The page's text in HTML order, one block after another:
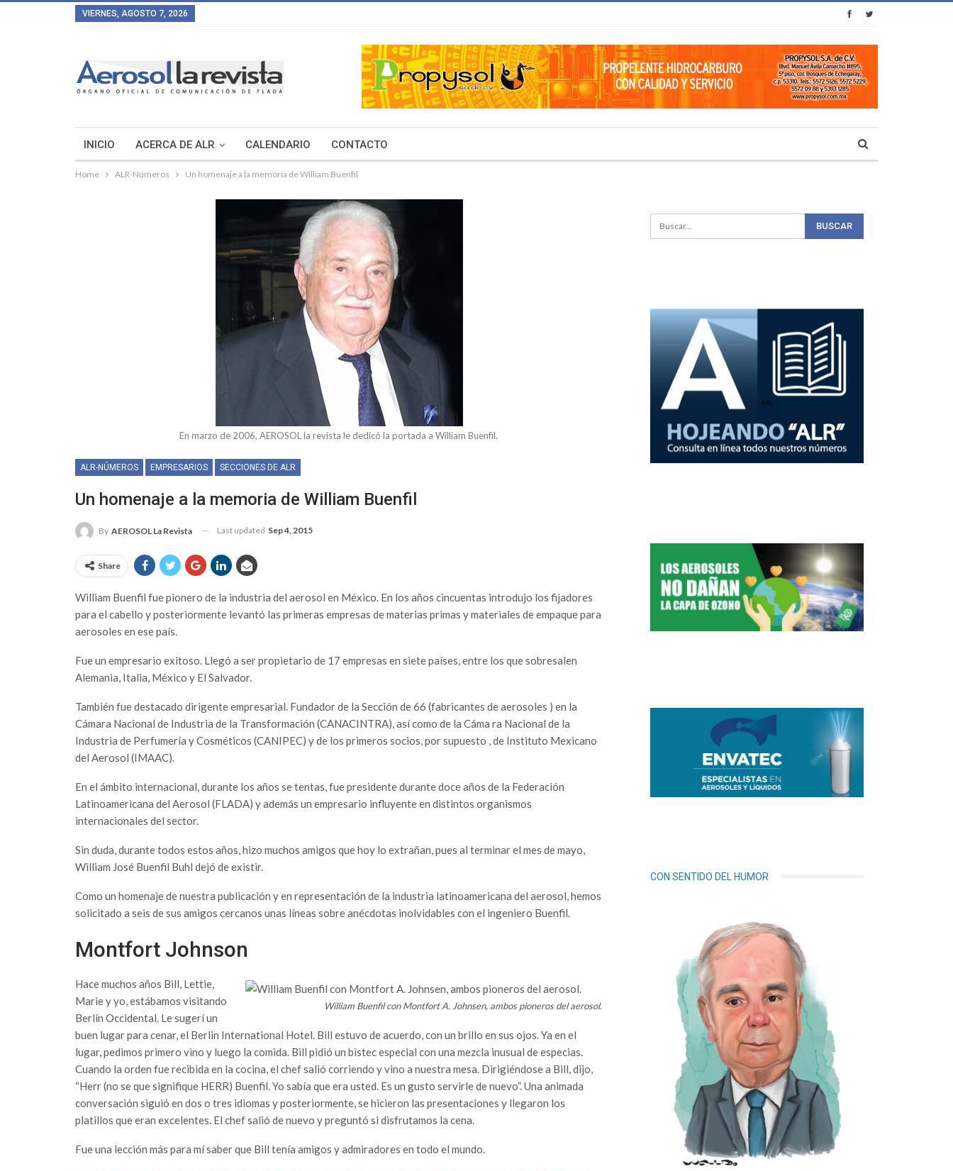
VIERNES, AGOSTO 7, 2026
INICIO ACERCA DE ALR CALENDARIO CONTACTO
Home ALR-Números Un homenaje a la memoria de William Buenfil
En marzo de 2006, AEROSOL la revista le dedicó la portada a William Buenfil.
ALR-NÚMEROS EMPRESARIOS SECCIONES DE ALR
Un homenaje a la memoria de William Buenfil
By AEROSOL La Revista Last updated Sep 4, 2015
Share
William Buenfil fue pionero de la industria del aerosol en México. En los años cincuentas introdujo los fijadores
para el cabello y posteriormente levantó las primeras empresas de materias primas y materiales de empaque para
aerosoles en ese país.
Fue un empresario exitoso. Llegó a ser propietario de 17 empresas en siete países, entre los que sobresalen
Alemania, Italia, México y El Salvador.
También fue destacado dirigente empresarial. Fundador de la Sección de 66 (fabricantes de aerosoles ) en la
Cámara Nacional de Industria de la Transformación (CANACINTRA), así como de la Cáma ra Nacional de la
Industria de Perfumería y Cosméticos (CANIPEC) y de los primeros socios, por supuesto , de Instituto Mexicano
del Aerosol (IMAAC).
En el ámbito internacional, durante los años se tentas, fue presidente durante doce años de la Federación
Latinoamericana del Aerosol (FLADA) y además un empresario influyente en distintos organismos
internacionales del sector.
Sin duda, durante todos estos años, hizo muchos amigos que hoy lo extrañan, pues al terminar el mes de mayo,
William José Buenfil Buhl dejó de existir.
Como un homenaje de nuestra publicación y en representación de la industria latinoamericana del aerosol, hemos
solicitado a seis de sus amigos cercanos unas líneas sobre anécdotas inolvidables con el ingeniero Buenfil.
Montfort Johnson
William Buenfil con Montfort A. Johnsen, ambos pioneros del aerosol.
Hace muchos años Bill, Lettie,
Marie y yo, estábamos visitando
Berlín Occidental. Le sugerí un
buen lugar para cenar, el Berlin International Hotel. Bill estuvo de acuerdo, con un brillo en sus ojos. Ya en el
lugar, pedimos primero vino y luego la comida. Bill pidió un bistec especial con una mezcla inusual de especias.
Cuando la orden fue recibida en la cocina, el chef salió corriendo y vino a nuestra mesa. Dirigiéndose a Bill, dijo,
“Herr (no se que signifique HERR) Buenfil. Yo sabía que era usted. Es un gusto servirle de nuevo”. Una animada
conversación siguió en dos o tres idiomas y posteriormente, se hicieron las presentaciones y llegaron los
platillos que eran excelentes. El chef salió de nuevo y preguntó si disfrutamos la cena.
Fue una lección más para mí saber que Bill tenía amigos y admiradores en todo el mundo.
CON SENTIDO DEL HUMOR